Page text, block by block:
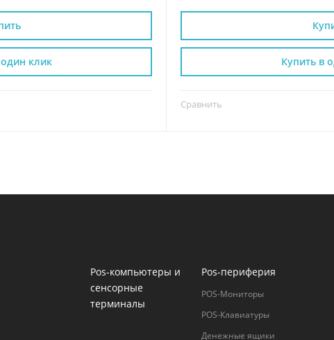
клик
Сравнить
Купить в
Pos-компьютеры и
сенсорные
терминалы
Pos-периферия
POS-Мониторы
POS-Клавиатуры
Денежные ящики